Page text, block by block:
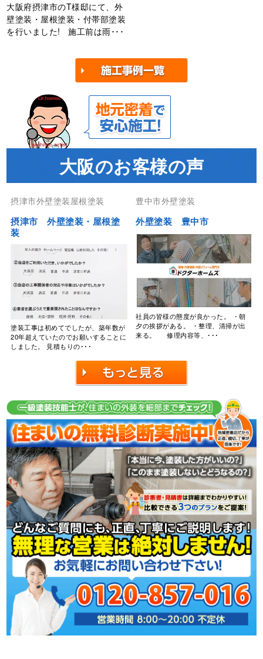
大阪府摂津市のT様邸にて、外
壁塗装・屋根塗装・付帯部塗装
を行いました! 施工前は雨･･･
大阪のお客様の声
摂津市外壁塗装屋根塗装
摂津市 外壁塗装・屋根塗
装
塗装工事は初めてでしたが、築年数が
20年超えていたのでお願いすることに
しました。 見積もりの･･･
豊中市外壁塗装
外壁塗装 豊中市
社員の皆様の態度が良かった。 ・朝
夕の挨拶がある。 ・整理、清掃が出
来る。 修理内容等、･･･